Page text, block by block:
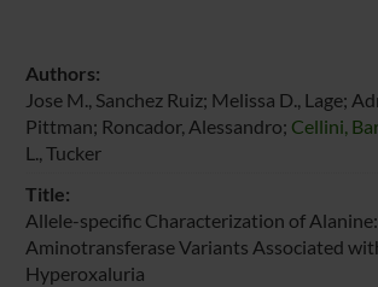
Authors:
Jose M., Sanchez Ruiz; Melissa D., Lage;
Pittman; Roncador, Alessandro; Cellini,
L., Tucker
Title:
Allele-specific Characterization of
Aminotransferase Variants Associated
Hyperoxaluria